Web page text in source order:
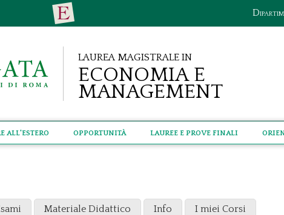
Laurea Magistrale in
Economia e
Management
all'estero Opportunità Lauree e Prove Finali
Materiale Didattico Info I miei Corsi